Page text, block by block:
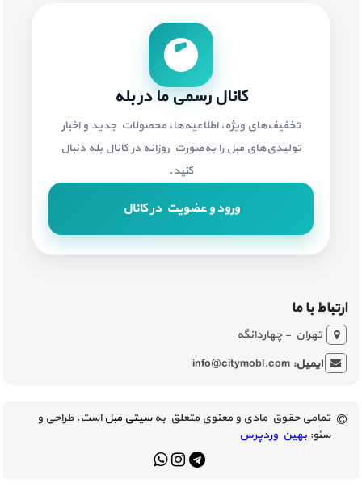
کانال رسمی ما در بله
تخفیف‌های ویژه، اطلاعیه‌ها، محصولات جدید و اخبار
تولیدی‌های مبل را به‌صورت روزانه در کانال بله دنبال
کنید.
ورود و عضویت در کانال
ارتباط با ما
تهران - چهاردانگه
ایمیل:info@citymobl.com
تمامی حقوق مادی و معنوی متعلق بهسیتی مبلاست. طراحی و
سئو: بهین وردپرس